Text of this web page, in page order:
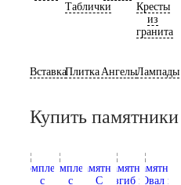
Таблички
Кресты
из
гранита
ВставкаПлитка АнгелыЛампады
Купить